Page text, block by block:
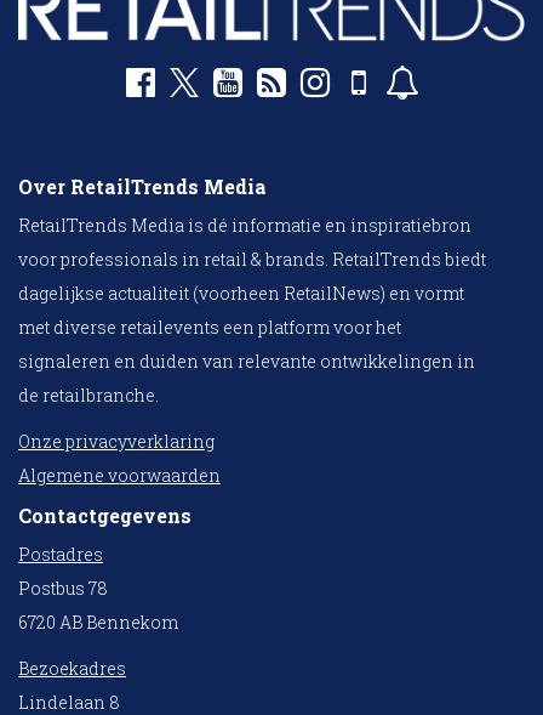
Over RetailTrends Media
RetailTrends Media is dé informatie en inspiratiebron
voor professionals in retail & brands. RetailTrends biedt
dagelijkse actualiteit (voorheen RetailNews) en vormt
met diverse retailevents een platform voor het
signaleren en duiden van relevante ontwikkelingen in
de retailbranche.
Onze privacyverklaring
Algemene voorwaarden
Contactgegevens
Postadres
Postbus 78
6720 AB Bennekom
Bezoekadres
Lindelaan 8